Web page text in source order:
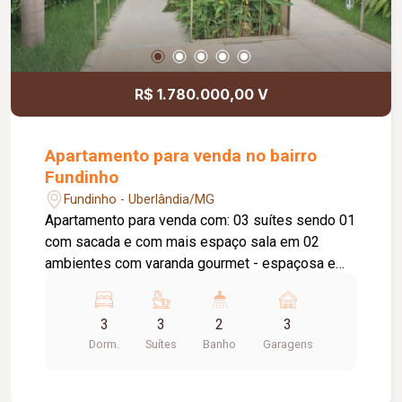
R$ 1.780.000,00 V
Apartamento para venda no bairro
Fundinho
Fundinho - Uberlândia/MG
Apartamento para venda com: 03 suítes sendo 01
com sacada e com mais espaço sala em 02
ambientes com varanda gourmet - espaçosa e
serviço cozinha espaçosa com bancadas em
granito quartzo área de serviço separada com
bancada passar roupa e área lavanderia separada
3
Dorm.
3
Suítes
2
Banho
3
Garagens